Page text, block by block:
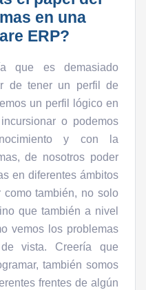
en una
ERP?
que es demasiado
de tener un perfil de
un perfil lógico en
o podemos
y con la
de nosotros poder
en diferentes ámbitos
como también, no solo
que también a nivel
vemos los problemas
vista. Creería que
también somos
frentes de algún